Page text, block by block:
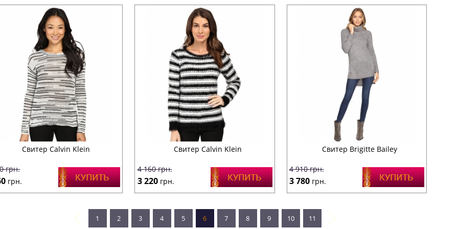
Свитер Calvin Klein
грн.
грн.
Свитер Calvin Klein
4 160грн.
3 220 грн.
Свитер Brigitte Bailey
4 910грн.
3 780 грн.
1 2 3 4 5 6 7 8 9 10 11